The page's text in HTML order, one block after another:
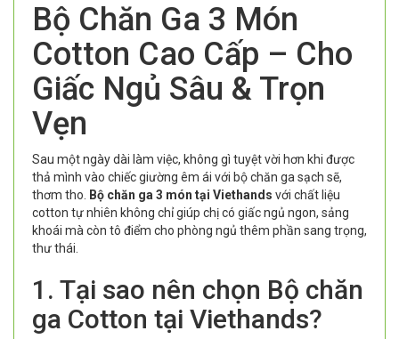
Bộ Chăn Ga 3 Món
Cotton Cao Cấp – Cho
Giấc Ngủ Sâu & Trọn
Vẹn
Sau một ngày dài làm việc, không gì tuyệt vời hơn khi được
thả mình vào chiếc giường êm ái với bộ chăn ga sạch sẽ,
thơm tho. Bộ chăn ga 3 món tại Viethands với chất liệu
cotton tự nhiên không chỉ giúp chị có giấc ngủ ngon, sảng
khoái mà còn tô điểm cho phòng ngủ thêm phần sang trọng,
thư thái.
1. Tại sao nên chọn Bộ chăn
ga Cotton tại Viethands?